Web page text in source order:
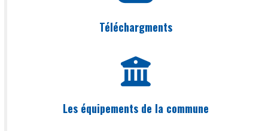
Téléchargments
Les équipements de la commune